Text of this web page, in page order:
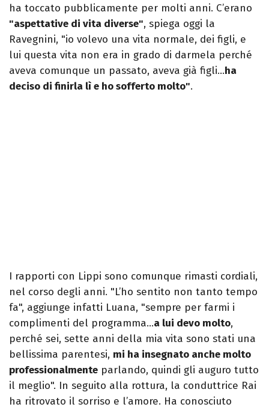
ha toccato pubblicamente per molti anni. C’erano
"aspettative di vita diverse", spiega oggi la
Ravegnini, "io volevo una vita normale, dei figli, e
lui questa vita non era in grado di darmela perché
aveva comunque un passato, aveva già figli…ha
deciso di finirla lì e ho sofferto molto".
I rapporti con Lippi sono comunque rimasti cordiali,
nel corso degli anni. "L’ho sentito non tanto tempo
fa", aggiunge infatti Luana, "sempre per farmi i
complimenti del programma…a lui devo molto,
perché sei, sette anni della mia vita sono stati una
bellissima parentesi, mi ha insegnato anche molto
professionalmente parlando, quindi gli auguro tutto
il meglio". In seguito alla rottura, la conduttrice Rai
ha ritrovato il sorriso e l’amore. Ha conosciuto